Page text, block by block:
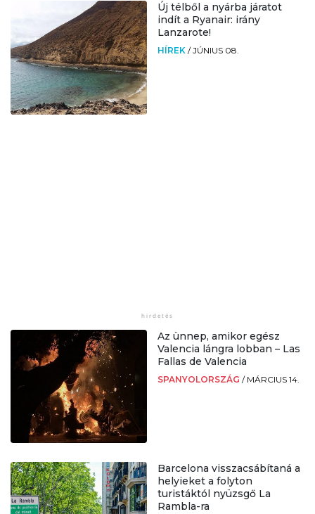
Új télből a nyárba járatot
indít a Ryanair: irány
Lanzarote!
HÍREK /JÚNIUS 08.
Az ünnep, amikor egész
Valencia lángra lobban – Las
Fallas de Valencia
SPANYOLORSZÁG / MÁRCIUS 14.
Barcelona visszacsábítaná a
helyieket a folyton
turistáktól nyüzsgő La
Rambla-ra